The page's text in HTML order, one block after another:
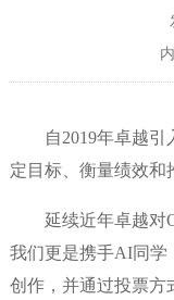
自2019年卓越引
定目标、衡量绩效和
延续近年卓越对
我们更是携手AI同学
创作，并通过投票方